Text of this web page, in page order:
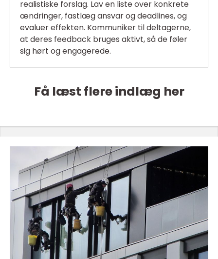
realistiske forslag. Lav en liste over konkrete
ændringer, fastlæg ansvar og deadlines, og
evaluer effekten. Kommuniker til deltagerne,
at deres feedback bruges aktivt, så de føler
sig hørt og engagerede.
Få læst flere indlæg her